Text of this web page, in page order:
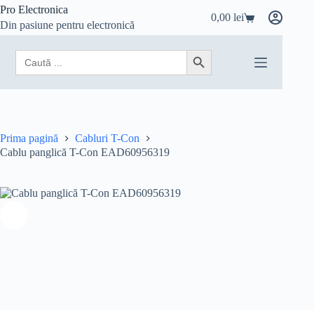
Sari
conținut
Pro Electronica
Din pasiune pentru electronică
Coș
de
cumpărături
0,00lei
Search
for:
Search Button
Prima pagină
Cabluri T-Con
Cablu panglică T-Con EAD60956319